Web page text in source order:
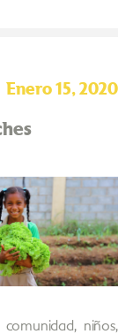
Enero 15, 2020
niños,